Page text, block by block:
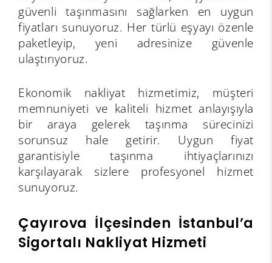
güvenli taşınmasını sağlarken en uygun
fiyatları sunuyoruz. Her türlü eşyayı özenle
paketleyip, yeni adresinize güvenle
ulaştırıyoruz.
Ekonomik nakliyat hizmetimiz, müşteri
memnuniyeti ve kaliteli hizmet anlayışıyla
bir araya gelerek taşınma sürecinizi
sorunsuz hale getirir. Uygun fiyat
garantisiyle taşınma ihtiyaçlarınızı
karşılayarak sizlere profesyonel hizmet
sunuyoruz.
Çayırova İlçesinden İstanbul’a
Sigortalı Nakliyat Hizmeti